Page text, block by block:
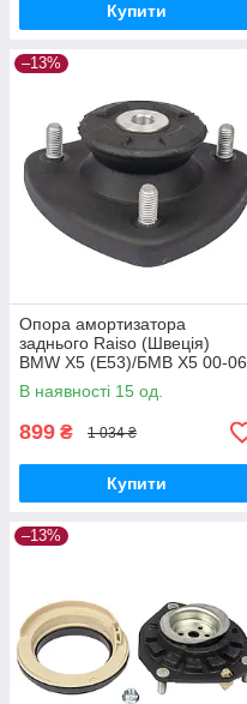
Купити
–13%
Опора амортизатора
заднього Raiso (Швеція)
BMW X5 (E53)/БМВ Х5 00-06
#RC02178 UADYYQG17
В наявності 15 од.
899 ₴ 1 034 ₴
Купити
–13%